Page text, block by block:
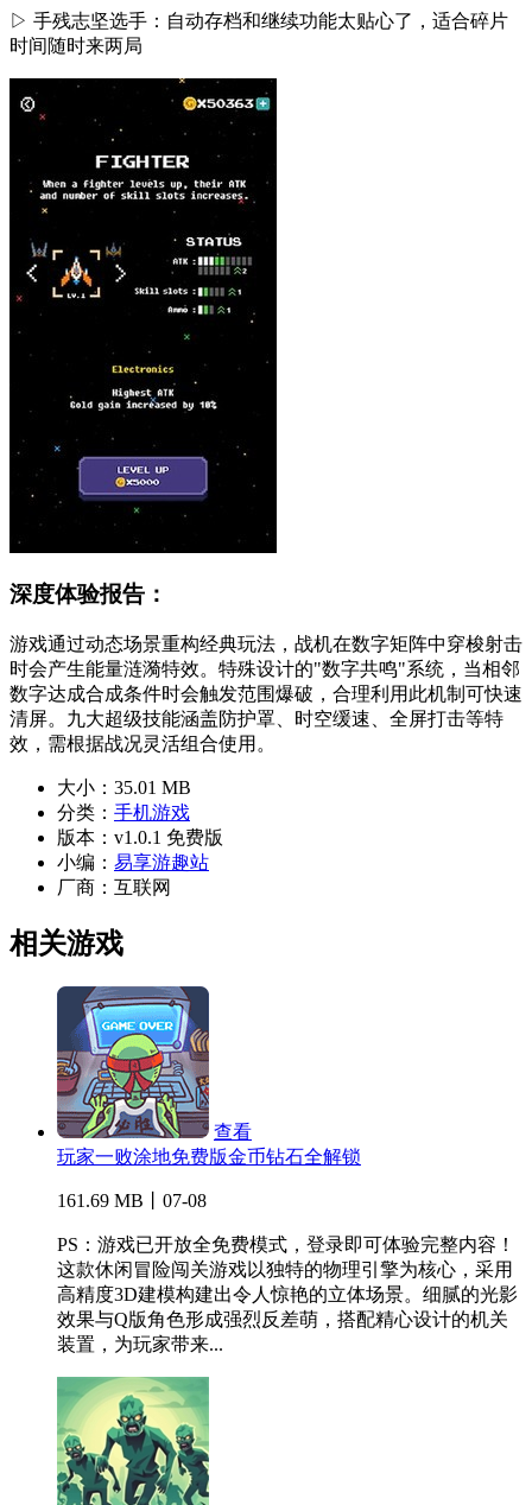
▷ 手残志坚选手：自动存档和继续功能太贴心了，适合碎片
时间随时来两局
深度体验报告：
游戏通过动态场景重构经典玩法，战机在数字矩阵中穿梭射击
时会产生能量涟漪特效。特殊设计的"数字共鸣"系统，当相邻
数字达成合成条件时会触发范围爆破，合理利用此机制可快速
清屏。九大超级技能涵盖防护罩、时空缓速、全屏打击等特
效，需根据战况灵活组合使用。
大小： 35.01 MB
分类： 手机游戏
版本： v1.0.1 免费版
小编： 易享游趣站
厂商： 互联网
相关游戏
查看
玩家一败涂地免费版金币钻石全解锁
161.69 MB丨07-08
PS：游戏已开放全免费模式，登录即可体验完整内容！
这款休闲冒险闯关游戏以独特的物理引擎为核心，采用
高精度3D建模构建出令人惊艳的立体场景。细腻的光影
效果与Q版角色形成强烈反差萌，搭配精心设计的机关
装置，为玩家带来...